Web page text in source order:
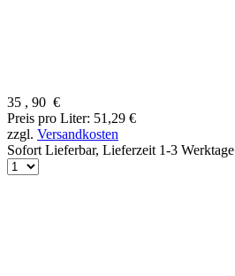
35 , 90 €
Preis pro Liter: 51,29 €
zzgl. Versandkosten
Sofort Lieferbar, Lieferzeit 1-3 Werktage